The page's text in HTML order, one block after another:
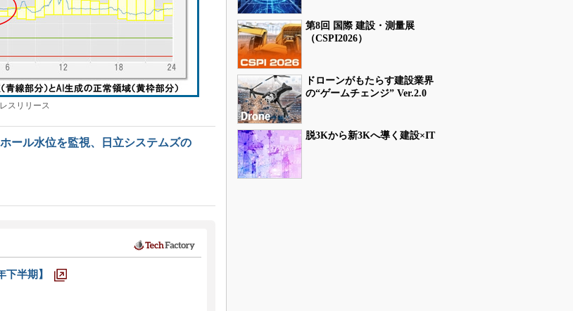
スリリース
ール水位を監視、日立システムズの
半期】
第8回 国際 建設・測量展
（CSPI2026）
ドローンがもたらす建設業界
の“ゲームチェンジ” Ver.2.0
脱3Kから新3Kへ導く建設×IT